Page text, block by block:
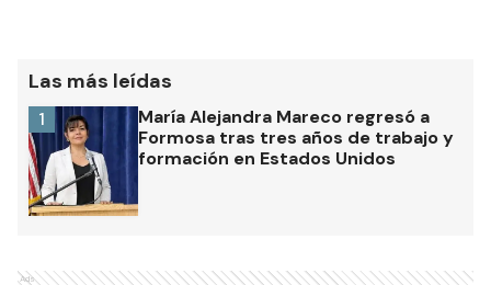
Las más leídas
María Alejandra Mareco regresó a
Formosa tras tres años de trabajo y
formación en Estados Unidos
1
Ads